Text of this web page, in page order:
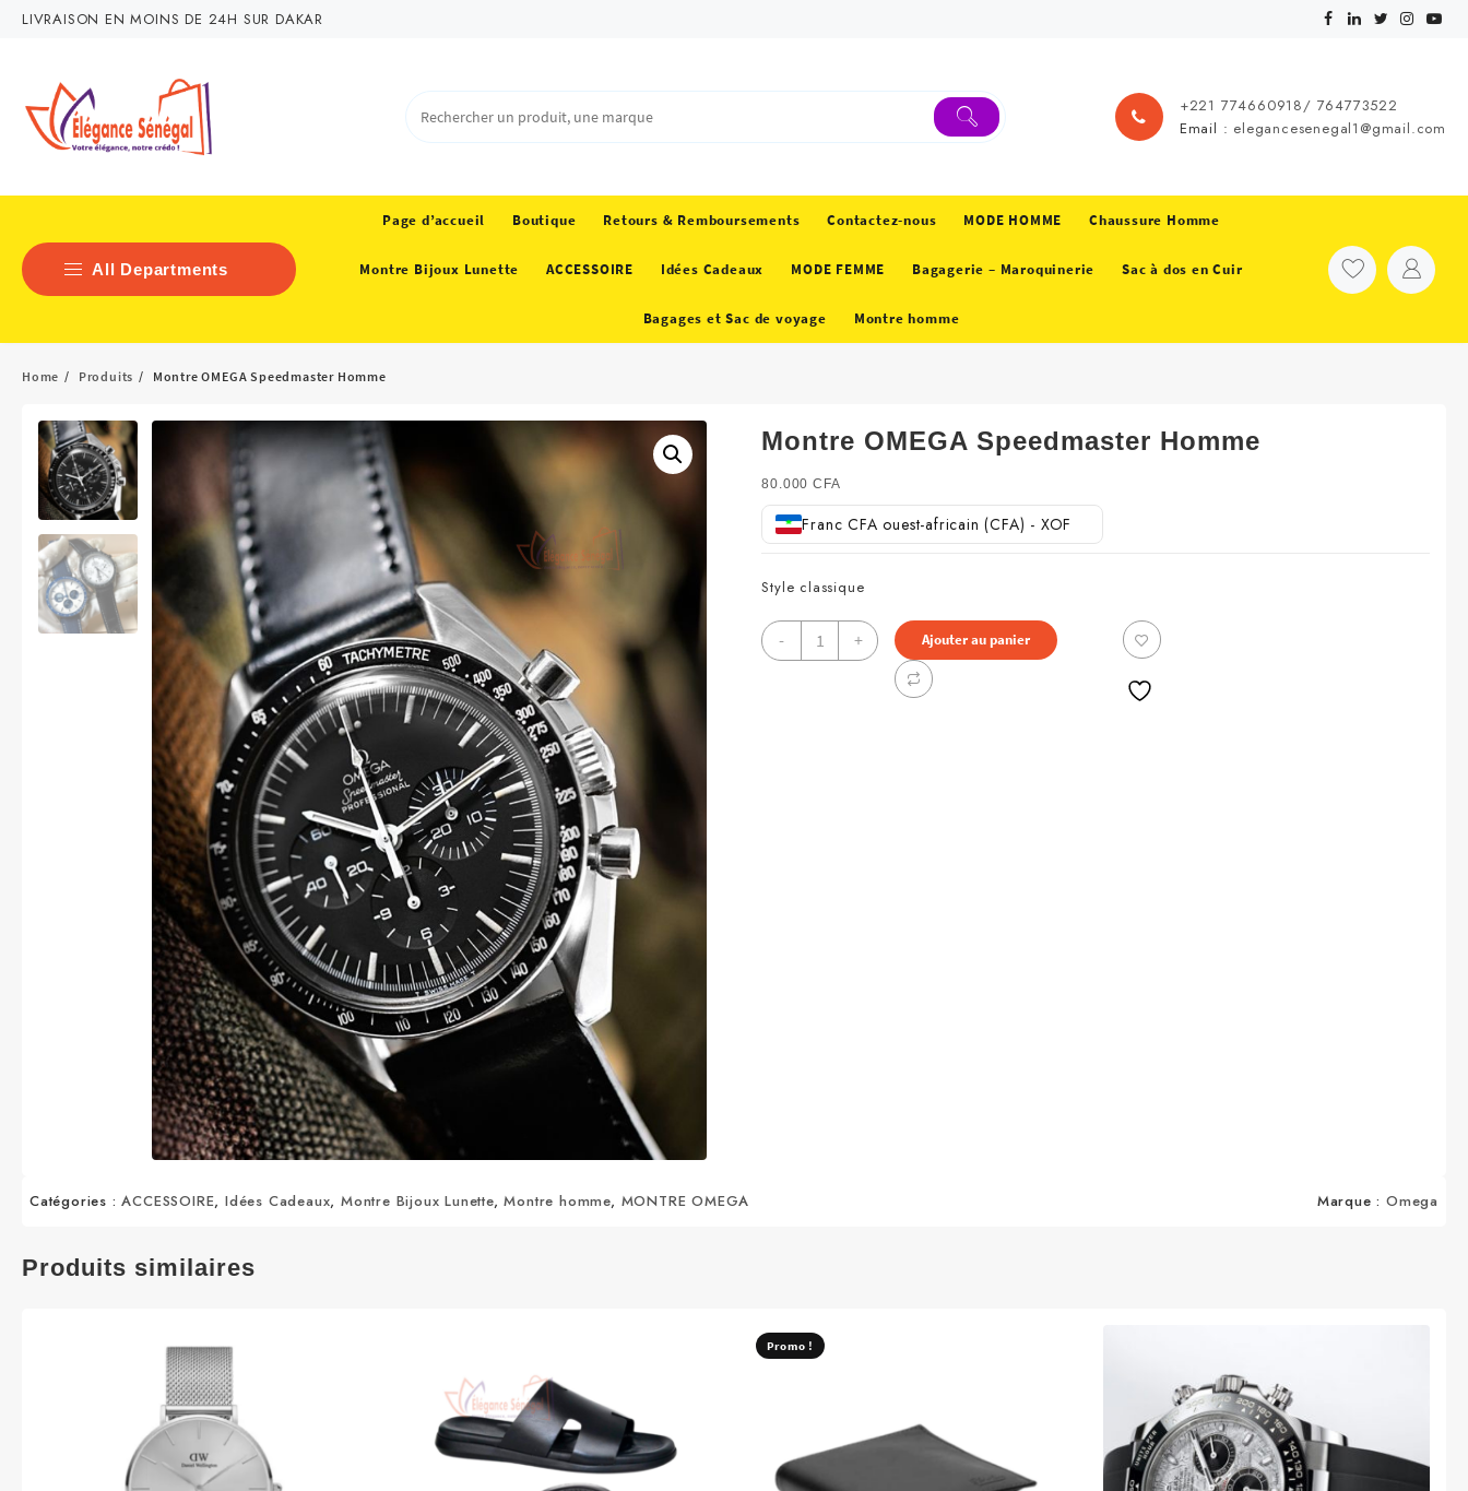
SkipLIVRAISON EN MOINS DE 24H SUR DAKAR
+221 774660918/ 764773522
Email : elegancesenegal1@gmail.com
All Departments
Bagagerie – Maroquinerie
MEUBLE DECO
MODE FEMME
MODE HOMME
Montre Bijoux Lunette
Montre homme
Montre Montblanc
MONTRES CARTIER
Sandales homme
Page d’accueil Boutique Retours & Remboursements Contactez-nous MODE HOMME Chaussure Homme
Montre Bijoux Lunette ACCESSOIRE Idées Cadeaux MODE FEMME Bagagerie – Maroquinerie Sac à dos en Cuir
Bagages et Sac de voyage Montre homme
Home Produits Montre OMEGA Speedmaster Homme
Montre OMEGA Speedmaster Homme
80.000CFA
Franc CFA ouest-africain (CFA) - XOF
Style classique
-
quantité
de
+ Ajouter au panier
Catégories :ACCESSOIRE,Idées Cadeaux,Montre Bijoux Lunette,Montre homme, MONTRE OMEGA Marque : Omega
Produits similaires
Promo !